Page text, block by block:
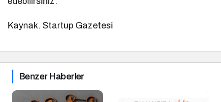
Kaynak. Startup Gazetesi
Benzer Haberler